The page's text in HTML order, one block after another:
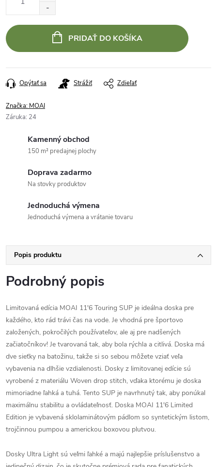
PRIDAŤ DO KOŠÍKA
Opýtať sa Strážiť Zdieľať
Značka: MOAI
Záruka: 24
Kamenný obchod
150 m² predajnej plochy
Doprava zadarmo
Na stovky produktov
Jednoduchá výmena
Jednoduchá výmena a vrátanie tovaru
Popis produktu
Podrobný popis
Limitovaná edícia MOAI 11'6 Touring SUP je ideálna doska pre
každého, kto rád trávi čas na vode. Je vhodná pre športovo
založených, pokročilých používateľov, ale aj pre nadšených
začiatočníkov! Je tvarovaná tak, aby bola rýchla a citlivá. Doska má
dve sieťky na batožinu, takže si so sebou môžete vziať veľa
vybavenia na dlhšie vzdialenosti. Dosky z limitovanej edície sú
vyrobené z materiálu Woven drop stitch, vďaka ktorému je doska
mimoriadne ľahká a tuhá. Tento SUP je navrhnutý tak, aby ponúkal
maximálnu stabilitu a ovládateľnosť. Doska MOAI 11'6 Limited
Edition je vybavená sklolaminátovým pádlom so syntetickým listom,
trojčinnou pumpou a americkou boxovou plutvou.
Dosky Ultra Light sú veľmi ľahké a majú najlepšie príslušenstvo a